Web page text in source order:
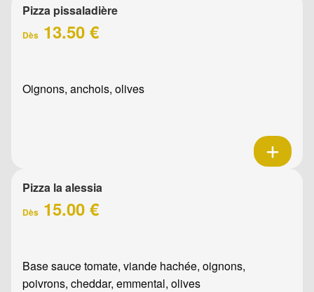
Pizza pissaladière
Dès 13.50 €
Oignons, anchois, olives
Pizza la alessia
Dès 15.00 €
Base sauce tomate, viande hachée, oignons,
poivrons, cheddar, emmental, olives